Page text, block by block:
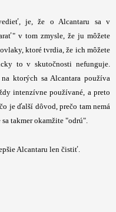
je, že o Alcantaru sa v
v tom zmysle, že ju môžete
ktoré tvrdia, že ich môžete
to v skutočnosti nefunguje.
ktorých sa Alcantara používa
intenzívne používané, a preto
je ďalší dôvod, prečo tam nemá
takmer okamžite "odrú".
Alcantaru len čistiť.